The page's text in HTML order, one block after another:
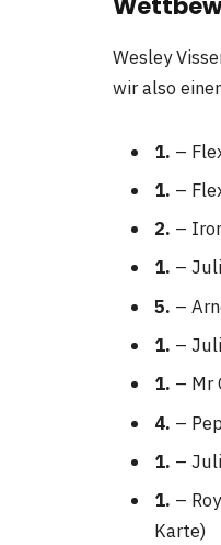
Wesley
wir also
1. –
1. –
2. –
1. –
5. –
1. –
1. – Mr
4. –
1. –
1. –
Karte)